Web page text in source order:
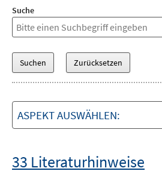
Suche
ASPEKT AUSWÄHLEN:
33 Literaturhinweise